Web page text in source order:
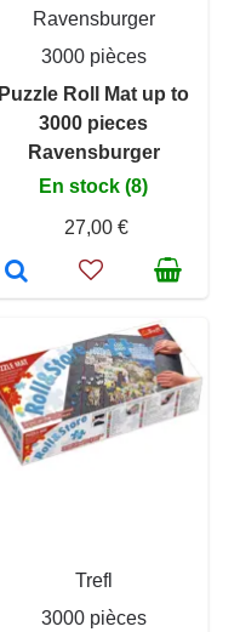
Ravensburger
3000 pièces
Puzzle Roll Mat up to
3000 pieces
Ravensburger
En stock (8)
27,00 €
Trefl
3000 pièces